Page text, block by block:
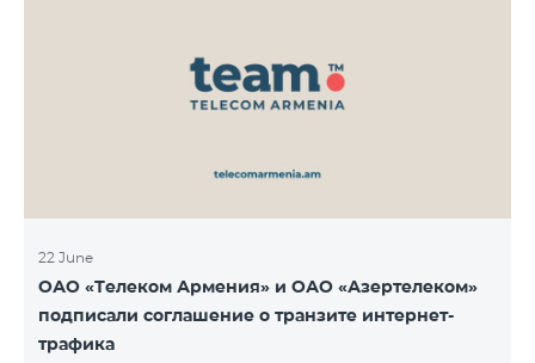
22 June
ОАО «Телеком Армения» и ОАО «Азертелеком»
подписали соглашение о транзите интернет-
трафика